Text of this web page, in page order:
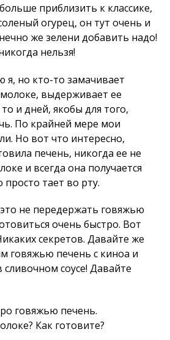
приблизить к классике,
огурец, он тут очень и
же зелени добавить надо!
нельзя!
я, но кто-то замачивает
выдерживает ее
и дней, якобы для того,
По крайней мере мои
Но вот что интересно,
печень, никогда ее не
и всегда она получается
просто тает во рту.
не передержать говяжью
очень быстро. Вот
секретов. Давайте же
говяжью печень с киноа и
соусе! Давайте
говяжью печень.
Как готовите?